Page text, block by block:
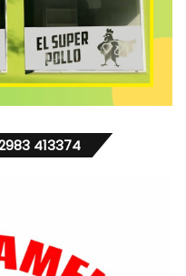
413374